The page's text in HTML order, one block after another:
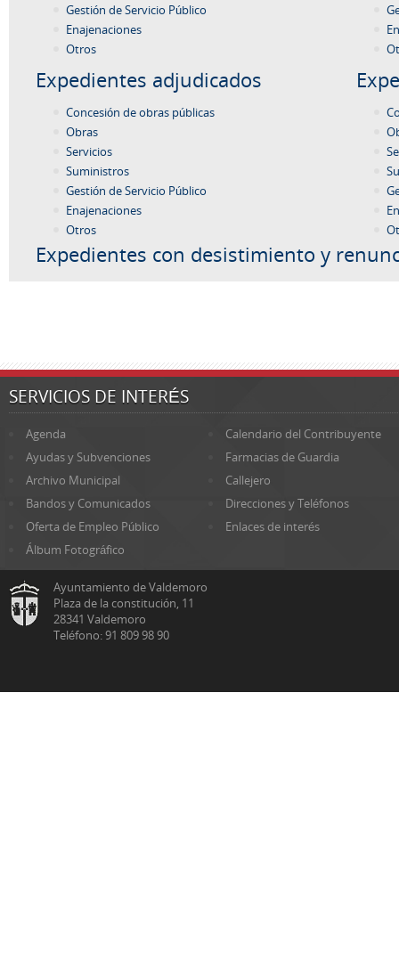
Gestión de Servicio Público
Enajenaciones
Otros
Expedientes adjudicados
Concesión de obras públicas
Obras
Servicios
Suministros
Gestión de Servicio Público
Enajenaciones
Otros
Expedientes con desistimiento y
SERVICIOS DE INTERÉS
Agenda
Calendario del Contribuyente
Ayudas y Subvenciones
Farmacias de Guardia
Archivo Municipal
Callejero
Bandos y Comunicados
Direcciones y Teléfonos
Oferta de Empleo Público
Enlaces de interés
Álbum Fotográfico
Ayuntamiento de Valdemoro
Plaza de la constitución, 11
28341 Valdemoro
Teléfono: 91 809 98 90